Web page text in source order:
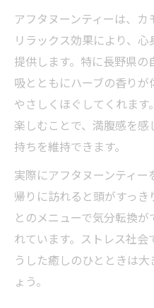
癒しと贅沢を両
の選び方
ホテルラウンジ
ンティー
リラックスを求める
アフタヌーンテ
クスタイム
長野県カフェで
ティー
リラックスでき
ィー体験
心ほどけるカモ
アフタヌーンティーは、
リラックス効果により、
提供します。特に長野県
吸とともにハーブの香り
やさしくほぐしてくれま
楽しむことで、満腹感を
持ちを維持できます。
実際にアフタヌーンティ
帰りに訪れると頭がすっ
とのメニューで気分転換
れています。ストレス社会
うした癒しのひとときは
ょう。